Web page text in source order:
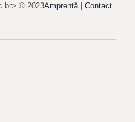
br> © 2023Amprentă | Contact